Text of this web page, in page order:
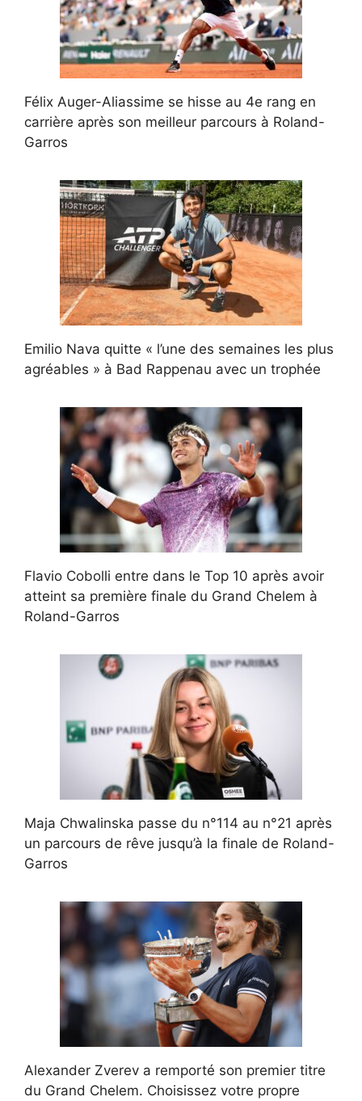
Félix Auger-Aliassime se hisse au 4e rang en
carrière après son meilleur parcours à Roland-
Garros
Emilio Nava quitte « l’une des semaines les plus
agréables » à Bad Rappenau avec un trophée
Flavio Cobolli entre dans le Top 10 après avoir
atteint sa première finale du Grand Chelem à
Roland-Garros
Maja Chwalinska passe du n°114 au n°21 après
un parcours de rêve jusqu’à la finale de Roland-
Garros
Alexander Zverev a remporté son premier titre
du Grand Chelem. Choisissez votre propre